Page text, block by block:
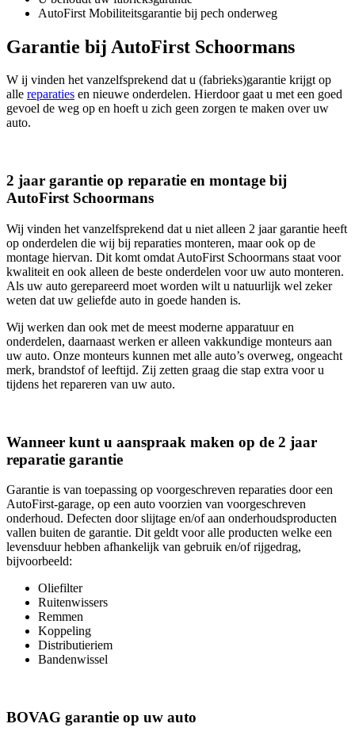
AutoFirst Mobiliteitsgarantie bij pech onderweg
Garantie bij AutoFirst Schoormans
W ij vinden het vanzelfsprekend dat u (fabrieks)garantie krijgt op
alle reparaties en nieuwe onderdelen. Hierdoor gaat u met een goed
gevoel de weg op en hoeft u zich geen zorgen te maken over uw
auto.
2 jaar garantie op reparatie en montage bij
AutoFirst Schoormans
Wij vinden het vanzelfsprekend dat u niet alleen 2 jaar garantie heeft
op onderdelen die wij bij reparaties monteren, maar ook op de
montage hiervan. Dit komt omdat AutoFirst Schoormans staat voor
kwaliteit en ook alleen de beste onderdelen voor uw auto monteren.
Als uw auto gerepareerd moet worden wilt u natuurlijk wel zeker
weten dat uw geliefde auto in goede handen is.
Wij werken dan ook met de meest moderne apparatuur en
onderdelen, daarnaast werken er alleen vakkundige monteurs aan
uw auto. Onze monteurs kunnen met alle auto’s overweg, ongeacht
merk, brandstof of leeftijd. Zij zetten graag die stap extra voor u
tijdens het repareren van uw auto.
Wanneer kunt u aanspraak maken op de 2 jaar
reparatie garantie
Garantie is van toepassing op voorgeschreven reparaties door een
AutoFirst-garage, op een auto voorzien van voorgeschreven
onderhoud. Defecten door slijtage en/of aan onderhoudsproducten
vallen buiten de garantie. Dit geldt voor alle producten welke een
levensduur hebben afhankelijk van gebruik en/of rijgedrag,
bijvoorbeeld:
Oliefilter
Ruitenwissers
Remmen
Koppeling
Distributieriem
Bandenwissel
BOVAG garantie op uw auto